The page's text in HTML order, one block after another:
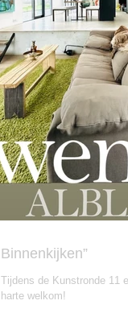
Binnenkijken”
Tijdens de Kunstronde 11
harte welkom!